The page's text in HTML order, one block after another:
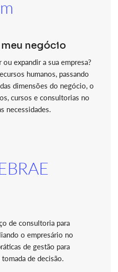
negócio
expandir a sua empresa?
humanos, passando
dimensões do negócio, o
cursos e consultorias no
necessidades.
de consultoria para
o empresário no
de gestão para
de decisão.